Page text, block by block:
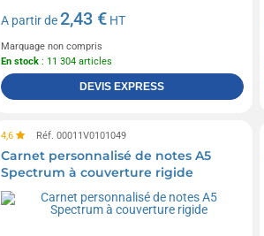
A partir de2,43 € HT
Marquage non compris
En stock : 11 304 articles
DEVIS EXPRESS
4,6 Réf. 00011V0101049
Carnet personnalisé de notes A5
Spectrum à couverture rigide